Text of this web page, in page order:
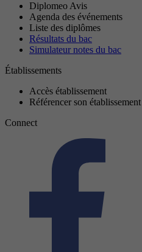
Diplomeo Avis
Agenda des événements
Liste des diplômes
Résultats du bac
Simulateur notes du bac
Établissements
Accès établissement
Référencer son établissement
Connect